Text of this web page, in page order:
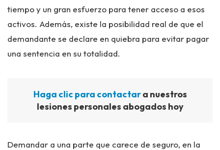
tiempo y un gran esfuerzo para tener acceso a esos
activos. Además, existe la posibilidad real de que el
demandante se declare en quiebra para evitar pagar
una sentencia en su totalidad.
Haga clic para contactara nuestros
lesiones personales abogados hoy
Demandar a una parte que carece de seguro, en la